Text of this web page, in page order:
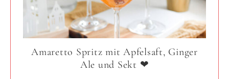
Amaretto Spritz mit Apfelsaft, Ginger
Ale und Sekt ❤